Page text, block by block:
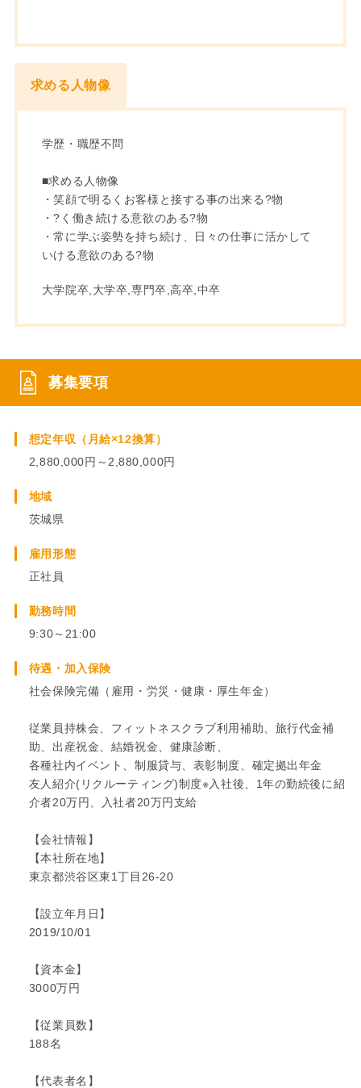
求める人物像
学歴・職歴不問
■求める人物像
・笑顔で明るくお客様と接する事の出来る?物
・?く働き続ける意欲のある?物
・常に学ぶ姿勢を持ち続け、日々の仕事に活かして
いける意欲のある?物
大学院卒,大学卒,専門卒,高卒,中卒
募集要項
想定年収（月給×12換算）
2,880,000円～2,880,000円
地域
茨城県
雇用形態
正社員
勤務時間
9:30～21:00
待遇・加入保険
社会保険完備（雇用・労災・健康・厚生年金）
従業員持株会、フィットネスクラブ利用補助、旅行代金補
助、出産祝金、結婚祝金、健康診断、
各種社内イベント、制服貸与、表彰制度、確定拠出年金
友人紹介(リクルーティング)制度※入社後、1年の勤続後に紹
介者20万円、入社者20万円支給
【会社情報】
【本社所在地】
東京都渋谷区東1丁目26-20
【設立年月日】
2019/10/01
【資本金】
3000万円
【従業員数】
188名
【代表者名】